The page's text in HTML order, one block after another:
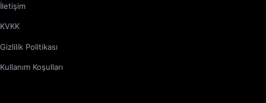
İletişim
KVKK
Gizlilik Politikası
Kullanım Koşulları